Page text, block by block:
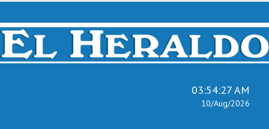
Skip
content
03:54:28 AM
10/Aug/2026